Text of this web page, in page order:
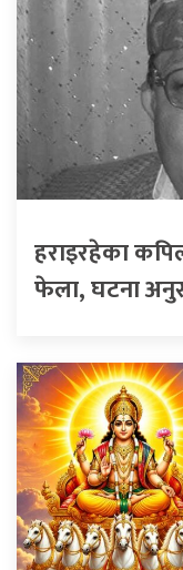
हराइरहेका
फेला, घटना